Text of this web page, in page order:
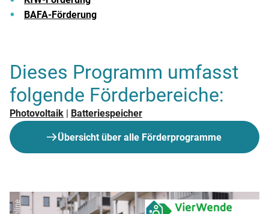
BAFA-Förderung
Dieses Programm umfasst
folgende Förderbereiche:
Photovoltaik Batteriespeicher
Übersicht über alle Förderprogramme